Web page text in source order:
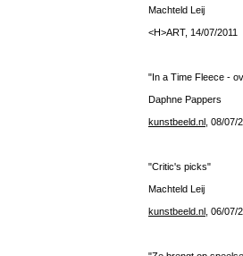
Machteld Leij
<H>ART, 14/07/2011
"In a Time Fleece -
Daphne Pappers
kunstbeeld.nl , 08/07/
"Critic's picks"
Machteld Leij
kunstbeeld.nl , 06/07/